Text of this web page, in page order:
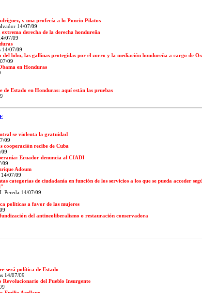
y una profecía a lo Poncio Pilatos
14/07/09
derecha de la derecha hondureña
07/09
14/07/09
del lobo, las gallinas protegidas por el zorro y la mediación hondureña a cargo de
09
en Honduras
de Estado en Honduras: aquí están las pruebas
se violenta la gratuidad
09
cooperación recibe de Cuba
09
Ecuador denuncia al CIADI
09
Adoum
14/07/09
categorías de ciudadanía en función de los servicios a los que se pueda acceder
Pereda 14/07/09
políticas a favor de las mujeres
del antineoliberalismo o restauración conservadora
será política de Estado
14/07/09
del Pueblo Insurgente